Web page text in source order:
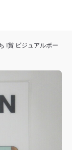
I賞 ビジュアルボー